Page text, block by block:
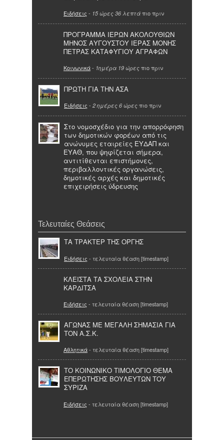
Ειδήσεις - 15 ώρες 36 λεπτά πιο πριν
ΠΡΟΓΡΑΜΜΑ ΙΕΡΩΝ ΑΚΟΛΟΥΘΙΩΝ
ΜΗΝΟΣ ΑΥΓΟΥΣΤΟΥ ΙΕΡΑΣ ΜΟΝΗΣ
ΠΕΤΡΑΣ ΚΑΤΑΦΥΓΙΟΥ ΑΓΡΑΦΩΝ
Κοινωνικά- 1ημέρα 19 ώρες πιο πριν
ΠΡΩΤΗ ΓΙΑ ΤΗΝ ΑΣΑ
Ειδήσεις - 2 ημέρες 6 ώρες πιο πριν
Στο νομοσχέδιο για την απορρόφηση
των δημοτικών φορέων από τις
ανώνυμες εταιρείες ΕΥΔΑΠ και
ΕΥΑΘ, που ψηφίζεται σήμερα,
αντιτίθενται επιστήμονες,
περιβαλλοντικές οργανώσεις,
δημοτικές αρχές και δημοτικές
επιχειρήσεις ύδρευσης
Τελευταίες Θεάσεις
ΤΑ ΤΡΑΚΤΕΡ ΤΗΣ ΟΡΓΗΣ
Ειδήσεις - τελευταία θέαση [timestamp]
ΚΛΕΙΣΤΑ ΤΑ ΣΧΟΛΕΙΑ ΣΤΗΝ
ΚΑΡΔΙΤΣΑ
Ειδήσεις - τελευταία θέαση [timestamp]
ΑΓΩΝΑΣ ΜΕ ΜΕΓΑΛΗ ΣΗΜΑΣΙΑ ΓΙΑ
ΤΟΝ Α.Σ.Κ.
Αθλητικά- τελευταία θέαση [timestamp]
ΤΟ ΚΟΙΝΩΝΙΚΟ ΤΙΜΟΛΟΓΙΟ ΘΕΜΑ
ΕΠΕΡΩΤΗΣΗΣ ΒΟΥΛΕΥΤΩΝ ΤΟΥ
ΣΥΡΙΖΑ
Ειδήσεις - τελευταία θέαση [timestamp]